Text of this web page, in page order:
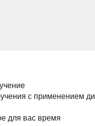
с применением
для вас время